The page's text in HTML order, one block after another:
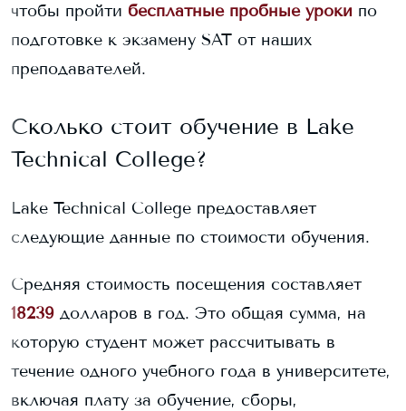
чтобы пройти бесплатные пробные уроки по
подготовке к экзамену SAT от наших
преподавателей.
Сколько стоит обучение в Lake
Technical College?
Lake Technical College предоставляет
следующие данные по стоимости обучения.
Средняя стоимость посещения составляет
18239 долларов в год. Это общая сумма, на
которую студент может рассчитывать в
течение одного учебного года в университете,
включая плату за обучение, сборы,